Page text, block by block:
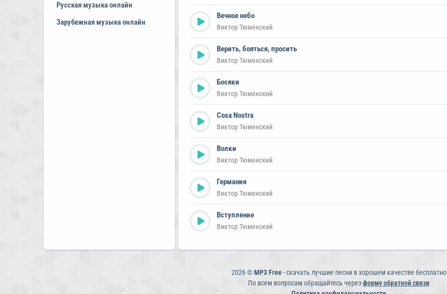
Русская музыка онлайн
Зарубежная музыка онлайн
Вечное небо
Виктор Тюменский
Верить, бояться, просить
Виктор Тюменский
Босяки
Виктор Тюменский
Cosa Nostra
Виктор Тюменский
Волки
Виктор Тюменский
Германия
Виктор Тюменский
Вступление
Виктор Тюменский
2026 ©MP3 Free- скачать лучшие песни в хорошем качестве бесплатно
По всем вопросам обращайтесь черезформу обратной связи